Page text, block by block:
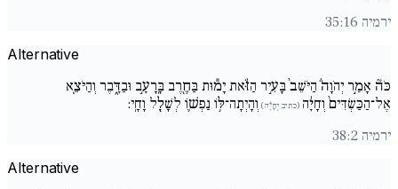
ירמיה 35:16
Alternative
כֹּה֘ אָמַ֣ר יְהֹוָה֒ הַיֹּשֵׁב֙ בָּעִ֣יר הַזֹּ֔את יָמ֕וּת בַּחֶ֖רֶב בָּֽרָעָ֣ב וּבַדָּ֑בֶר וְהַיֹּצֵ֚א
אֶל־הַכַּשְׂדִּים֙ וְחָיָ֔ה (כתיב יְחָיָ֔ה) וְהָיְתָה־לּ֥וֹ נַפְשׁ֛וֹ לְשָׁלָ֖ל וָחָֽי:
ירמיה 38:2
Alternative